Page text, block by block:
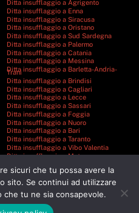
Ditta insufflaggio a Agrigento
Ditta insufflaggio a Enna
Ditta insufflaggio a Siracusa
Ditta insufflaggio a Oristano
Ditta insufflaggio a Sud Sardegna
Ditta insufflaggio a Palermo
Ditta insufflaggio a Catania
Ditta insufflaggio a Messina
Ditta insufflaggio a Barletta-Andria-
Trani
Ditta insufflaggio a Brindisi
Ditta insufflaggio a Cagliari
Ditta insufflaggio a Lecce
Ditta insufflaggio a Sassari
Ditta insufflaggio a Foggia
Ditta insufflaggio a Nuoro
Ditta insufflaggio a Bari
Ditta insufflaggio a Taranto
Ditta insufflaggio a Vibo Valentia
Ditta insufflaggio a Matera
Ditta insufflaggio a Cosenza
Ditta insufflaggio a Reggio Calabria
Ditta insufflaggio a Potenza
sicuri che tu possa avere la
sito. Se continui ad utilizzare
che tu ne sia consapevole.